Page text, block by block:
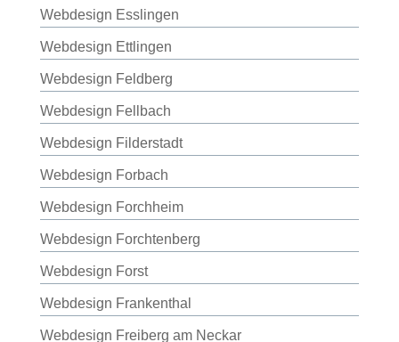
Webdesign Esslingen
Webdesign Ettlingen
Webdesign Feldberg
Webdesign Fellbach
Webdesign Filderstadt
Webdesign Forbach
Webdesign Forchheim
Webdesign Forchtenberg
Webdesign Forst
Webdesign Frankenthal
Webdesign Freiberg am Neckar